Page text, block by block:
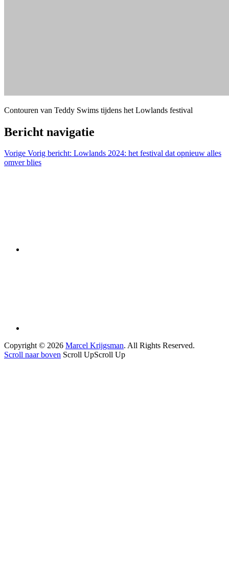
Contouren van Teddy Swims tijdens het Lowlands festival
Bericht navigatie
Vorige Vorig bericht: Lowlands 2024: het festival dat opnieuw alles
omver blies
Copyright © 2026 Marcel Krijgsman. All Rights Reserved.
Scroll naar boven Scroll UpScroll Up